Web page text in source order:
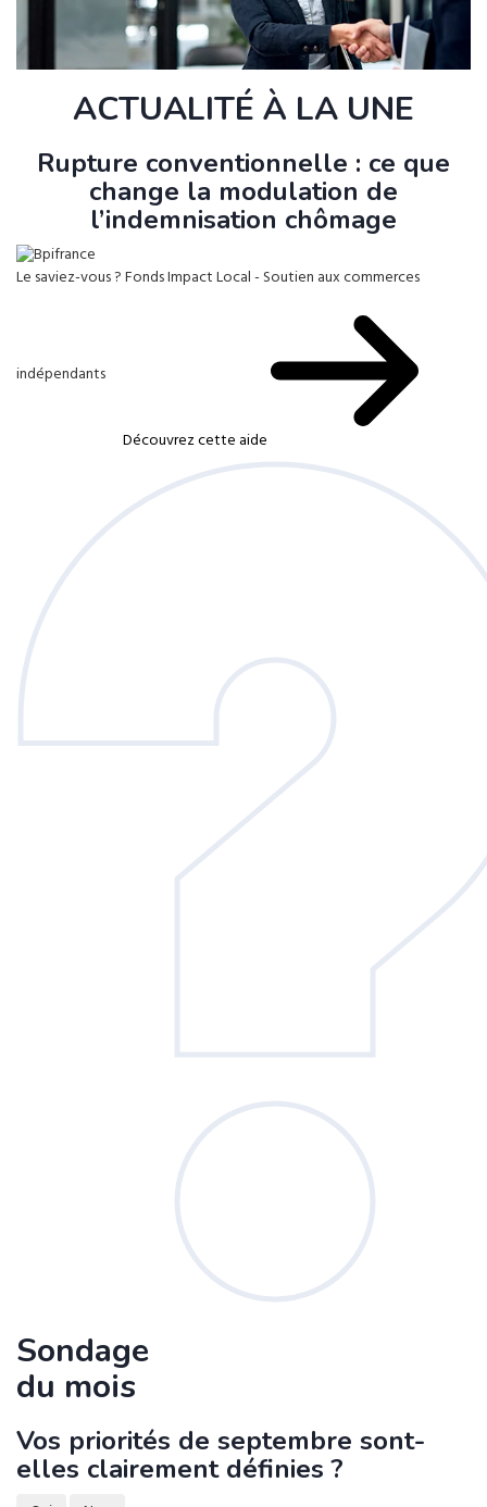
ACTUALITÉ À LA UNE
Rupture conventionnelle : ce que
change la modulation de
l’indemnisation chômage
Le saviez-vous ?Fonds Impact Local - Soutien aux commerces
indépendants
Découvrez cette aide
Sondage
du mois
Vos priorités de septembre sont-
elles clairement définies ?